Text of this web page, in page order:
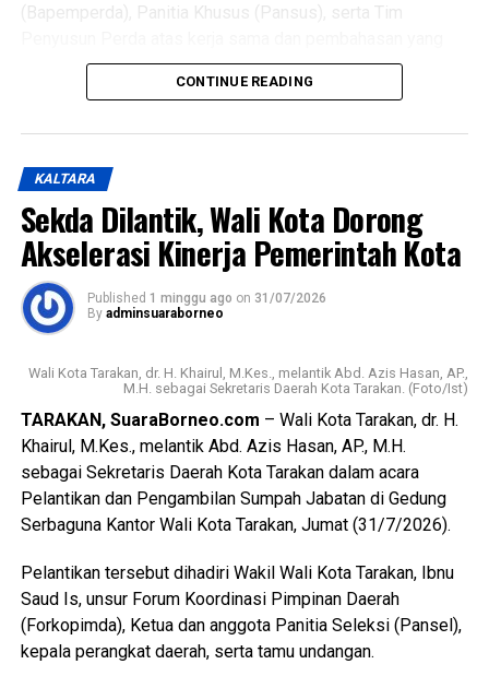
(Bapemperda), Panitia Khusus (Pansus), serta Tim
telah dilakukan terhadap raperda tersebut.
raperda didasarkan pada hasil konsultasi dengan
Kementerian Dalam Negeri yang mengacu pada ketentuan
terbaru dalam Permendagri Nomor 14 Tahun 2025.
Regulasi tersebut mengatur bahwa pelaksanaan kegiatan
tahun jamak cukup didasarkan pada persetujuan bersama
antara kepala daerah dan DPRD melalui nota kesepakatan,
tanpa harus menetapkan peraturan daerah.
proses pelaksanaan pembangunan infrastruktur di Kota
Tarakan. Dengan disetujuinya penarikan raperda,
Pemerintah Kota berharap dapat segera memfokuskan
pelaksanaan program-program pembangunan demi
meningkatkan pelayanan dan kesejahteraan masyarakat.
(Adc/Mandu)
Bagikan ke
WhatsApp 0
CONTINUE READING
KALTARA
Sekda Dilantik, Wali Kota Dorong
Akselerasi Kinerja Pemerintah Kota
Published 1 minggu ago on 31/07/2026
By adminsuaraborneo
Wali Kota Tarakan, dr. H. Khairul, M.Kes., melantik Abd. Azis Hasan, AP.,
M.H. sebagai Sekretaris Daerah Kota Tarakan. (Foto/Ist)
TARAKAN, SuaraBorneo.com – Wali Kota Tarakan, dr. H.
Khairul, M.Kes., melantik Abd. Azis Hasan, AP., M.H.
sebagai Sekretaris Daerah Kota Tarakan dalam acara
Pelantikan dan Pengambilan Sumpah Jabatan di Gedung
Serbaguna Kantor Wali Kota Tarakan, Jumat (31/7/2026).
Pelantikan tersebut dihadiri Wakil Wali Kota Tarakan, Ibnu
Saud Is, unsur Forum Koordinasi Pimpinan Daerah
(Forkopimda), Ketua dan anggota Panitia Seleksi (Pansel),
kepala perangkat daerah, serta tamu undangan.